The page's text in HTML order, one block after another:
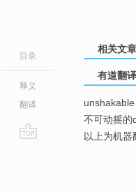
目录
释义
翻译
相关文章
有道翻译
不可动摇的
以上为机器